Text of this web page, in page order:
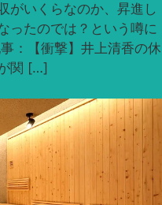
がいくらなのか、昇進し
ったのでは？という噂に
：【衝撃】井上清香の休
関 […]